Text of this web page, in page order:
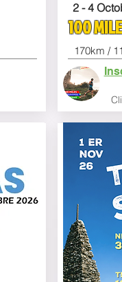
2 - 4
100
170km /